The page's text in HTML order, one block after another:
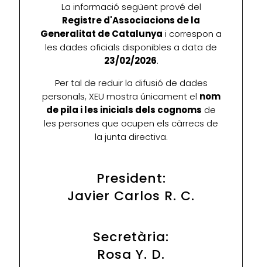
La informació següent prové del
Registre d'Associacions de la
Generalitat de Catalunya i correspon a
les dades oficials disponibles a data de
23/02/2026.
Per tal de reduir la difusió de dades
personals, XEU mostra únicament el nom
de pila i les inicials dels cognoms de
les persones que ocupen els càrrecs de
la junta directiva.
President:
Javier Carlos R. C.
Secretària:
Rosa Y. D.